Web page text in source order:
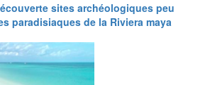
sites archéologiques peu
paradisiaques de la Riviera maya